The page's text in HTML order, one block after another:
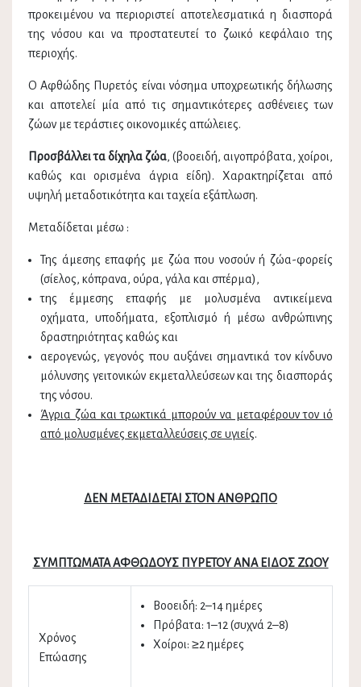
προκειμένου να περιοριστεί αποτελεσματικά η διασπορά
της νόσου και να προστατευτεί το ζωικό κεφάλαιο της
περιοχής.
Ο Αφθώδης Πυρετός είναι νόσημα υποχρεωτικής δήλωσης
και αποτελεί μία από τις σημαντικότερες ασθένειες των
ζώων με τεράστιες οικονομικές απώλειες.
Προσβάλλει τα δίχηλα ζώα, (βοοειδή, αιγοπρόβατα, χοίροι,
καθώς και ορισμένα άγρια είδη). Χαρακτηρίζεται από
υψηλή μεταδοτικότητα και ταχεία εξάπλωση.
Μεταδίδεται μέσω :
Της άμεσης επαφής με ζώα που νοσούν ή ζώα-φορείς
(σίελος, κόπρανα, ούρα, γάλα και σπέρμα),
της έμμεσης επαφής με μολυσμένα αντικείμενα
οχήματα, υποδήματα, εξοπλισμό ή μέσω ανθρώπινης
δραστηριότητας καθώς και
αερογενώς, γεγονός που αυξάνει σημαντικά τον κίνδυνο
μόλυνσης γειτονικών εκμεταλλεύσεων και της διασποράς
της νόσου.
Άγρια ζώα και τρωκτικά μπορούν να μεταφέρουν τον ιό
από μολυσμένες εκμεταλλεύσεις σε υγιείς.
ΔΕΝ ΜΕΤΑΔΙΔΕΤΑΙ ΣΤΟΝ ΑΝΘΡΩΠΟ
ΣΥΜΠΤΩΜΑΤΑ ΑΦΘΩΔΟΥΣ ΠΥΡΕΤΟΥ ΑΝΑ ΕΙΔΟΣ ΖΩΟΥ
Χρόνος
Επώασης
Βοοειδή: 2–14 ημέρες
Πρόβατα: 1–12 (συχνά 2–8)
Χοίροι: ≥2 ημέρες